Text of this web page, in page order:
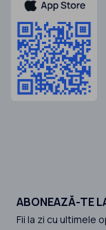
ABONEAZĂ-TE
Fii la zi cu ultimele